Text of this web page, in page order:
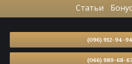
Статьи
(096) 912-94-94
(066) 989-68-67